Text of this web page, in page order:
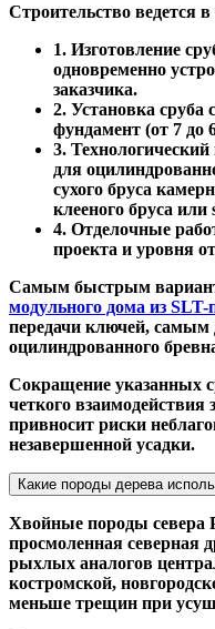
Строительство ведется
1. Изготовление
одновременно
заказчика.
2. Установка сруба
фундамент (от 7 до
3.
для
сухого бруса
клееного бруса или
4. Отделочные
проекта и уровня
Самым быстрым
модульного дома из SLT-
передачи ключей, самым
оцилиндрованного
Сокращение указанных
четкого взаимодействия
привносит риски
незавершенной усадки.
Какие породы дерева
Хвойные породы севера
просмоленная северная
рыхлых аналогов
костромской,
меньше трещин при